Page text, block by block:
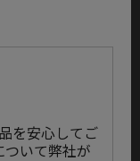
を安心してご
いて弊社が